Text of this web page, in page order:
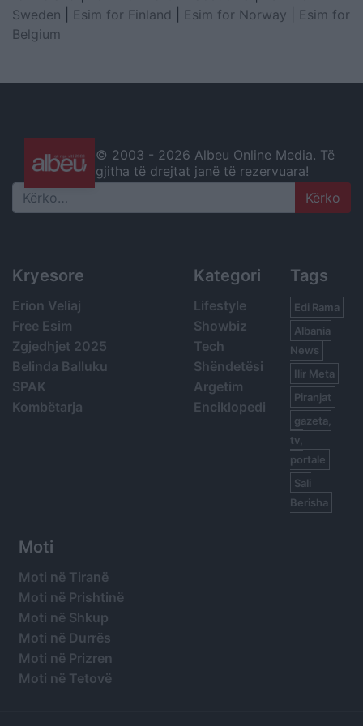
Sweden
Esim for Finland Esim for Norway
Esim for
Belgium
© 2003 - 2026 Albeu Online Media. Të
gjitha të drejtat janë të rezervuara!
Search
Kryesore
Erion Veliaj
Free Esim
Zgjedhjet 2025
Belinda Balluku
SPAK
Kombëtarja
Kategori
Lifestyle
Showbiz
Tech
Shëndetësi
Argetim
Enciklopedi
Tags
Edi Rama
Albania
News
Ilir Meta
Piranjat
gazeta,
tv,
portale
Sali
Berisha
Moti
Moti në Tiranë
Moti në Prishtinë
Moti në Shkup
Moti në Durrës
Moti në Prizren
Moti në Tetovë